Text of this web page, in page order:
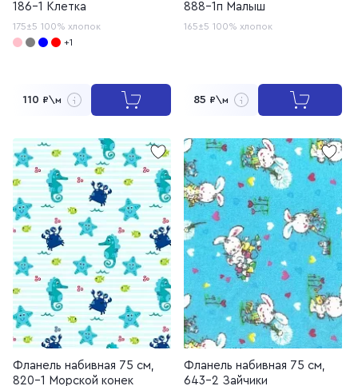
186-1 Клетка
175±5 100% хлопок
+1
110 ₽\м
888-1п Малыш
165±5 100% хлопок
85 ₽\м
Фланель набивная 75 см,
820-1 Морской конек
Фланель набивная 75 см,
643-2 Зайчики